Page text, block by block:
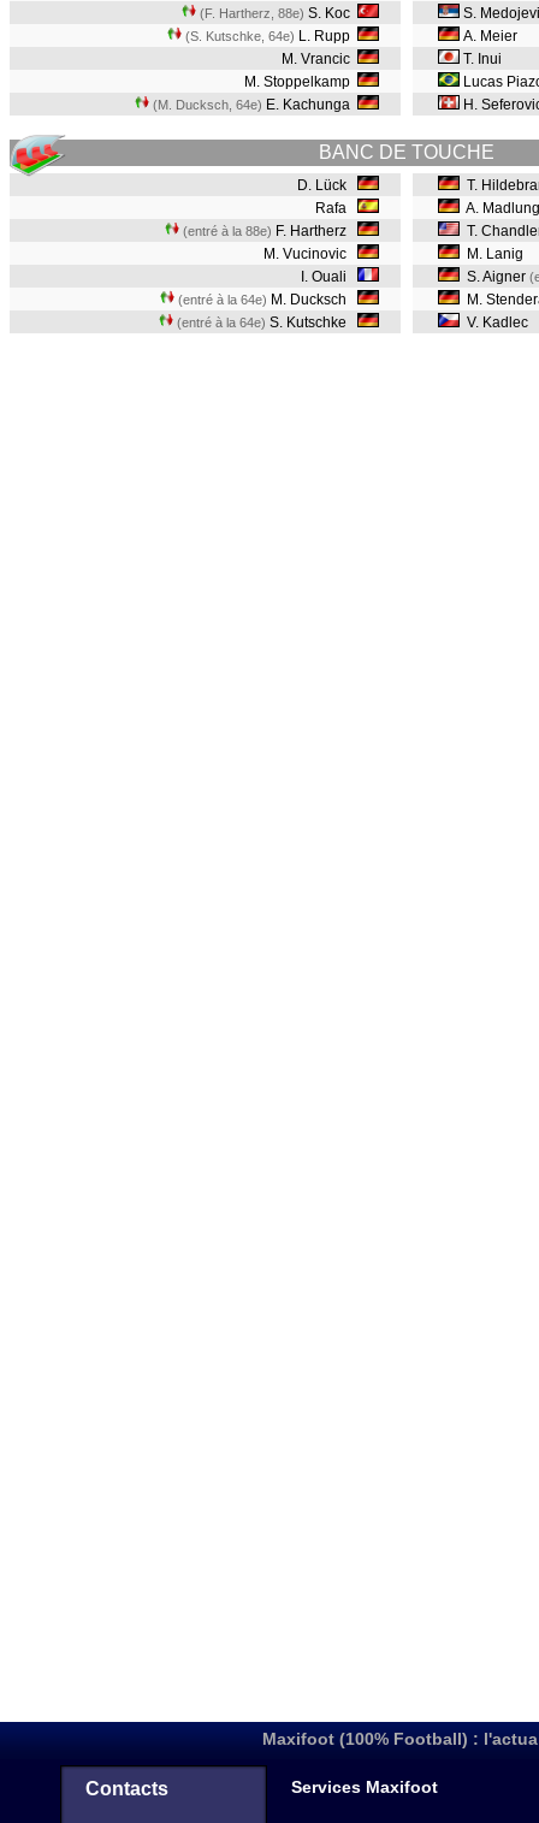
(F. Hartherz, 88e) S. Koc
(S. Kutschke, 64e) L. Rupp
M. Vrancic
M. Stoppelkamp
(M. Ducksch, 64e) E. Kachunga
S.
A. Meier
T. Inui
Lucas
H.
BANC DE TOUCHE
D. Lück
Rafa
(entré à la 88e) F. Hartherz
M. Vucinovic
I. Ouali
(entré à la 64e) M. Ducksch
(entré à la 64e) S. Kutschke
T.
A. Madlung
T.
M. Lanig
S. Aigner
M.
V. Kadlec
Maxifoot (100% Football) :
Contacts Services Maxifoot